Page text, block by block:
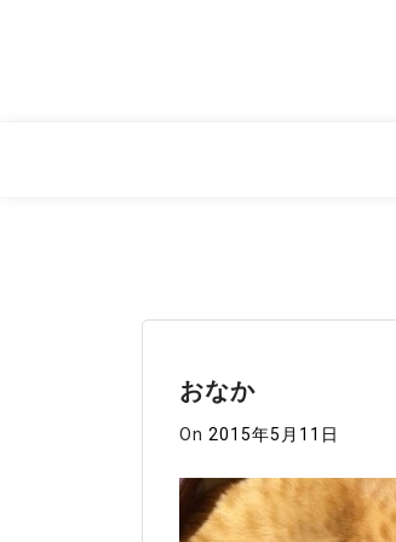
おなか
On 2015年5月11日